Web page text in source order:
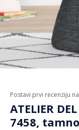
Postavi prvi recenziju
ATELIER
7458,